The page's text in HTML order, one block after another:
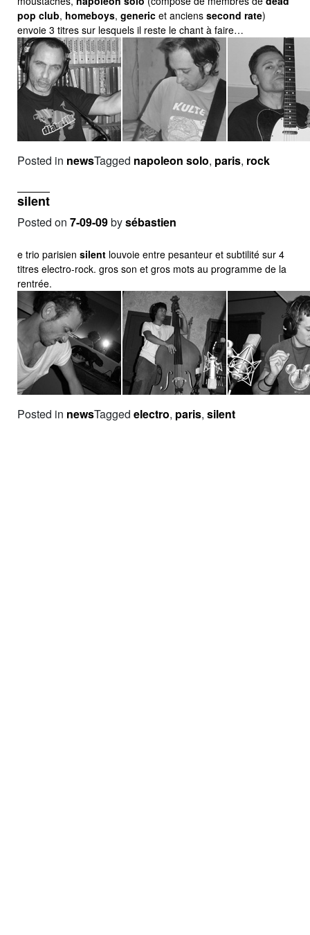
pop club, homeboys, generic et anciens second rate)
envoie 3 titres sur lesquels il reste le chant à faire…
Posted in newsTagged napoleon solo, paris, rock
silent
Posted on 7-09-09bysébastien
e trio parisien silent louvoie entre pesanteur et subtilité sur 4
titres electro-rock. gros son et gros mots au programme de la
rentrée.
Posted in newsTagged electro, paris, silent